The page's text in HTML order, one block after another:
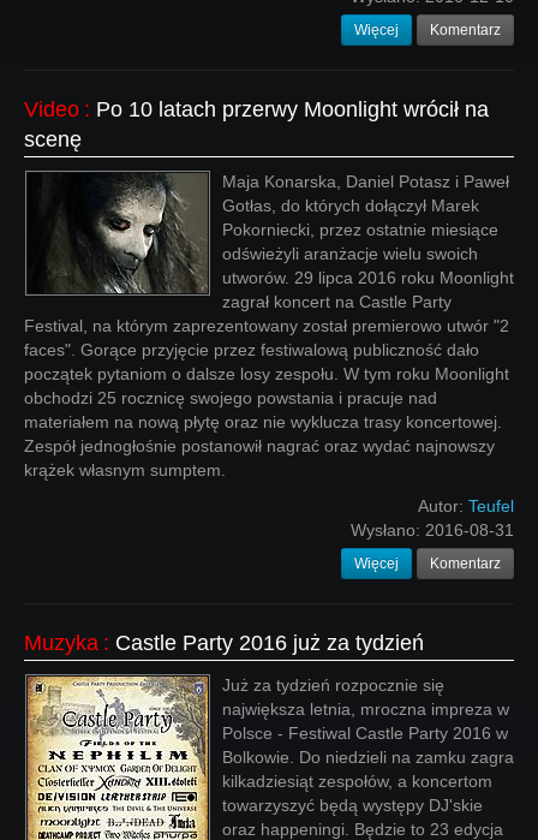
Więcej Komentarz
Video : Po 10 latach przerwy Moonlight wrócił na
scenę
Maja Konarska, Daniel Potasz i Paweł
Gotłas, do których dołączył Marek
Pokorniecki, przez ostatnie miesiące
odświeżyli aranżacje wielu swoich
utworów. 29 lipca 2016 roku Moonlight
zagrał koncert na Castle Party
Festival, na którym zaprezentowany został premierowo utwór "2
faces". Gorące przyjęcie przez festiwalową publiczność dało
początek pytaniom o dalsze losy zespołu. W tym roku Moonlight
obchodzi 25 rocznicę swojego powstania i pracuje nad
materiałem na nową płytę oraz nie wyklucza trasy koncertowej.
Zespół jednogłośnie postanowił nagrać oraz wydać najnowszy
krążek własnym sumptem.
Autor: Teufel
Wysłano: 2016-08-31
Więcej Komentarz
Muzyka : Castle Party 2016 już za tydzień
Już za tydzień rozpocznie się
największa letnia, mroczna impreza w
Polsce - Festiwal Castle Party 2016 w
Bolkowie. Do niedzieli na zamku zagra
kilkadziesiąt zespołów, a koncertom
towarzyszyć będą występy DJ'skie
oraz happeningi. Będzie to 23 edycja